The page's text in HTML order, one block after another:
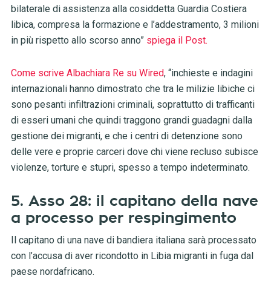
bilaterale di assistenza alla cosiddetta Guardia Costiera
libica, compresa la formazione e l’addestramento, 3 milioni
in più rispetto allo scorso anno” spiega il Post.
Come scrive Albachiara Re su Wired, “inchieste e indagini
internazionali hanno dimostrato che tra le milizie libiche ci
sono pesanti infiltrazioni criminali, soprattutto di trafficanti
di esseri umani che quindi traggono grandi guadagni dalla
gestione dei migranti, e che i centri di detenzione sono
delle vere e proprie carceri dove chi viene recluso subisce
violenze, torture e stupri, spesso a tempo indeterminato.
5. Asso 28: il capitano della nave
a processo per respingimento
Il capitano di una nave di bandiera italiana sarà processato
con l’accusa di aver ricondotto in Libia migranti in fuga dal
paese nordafricano.